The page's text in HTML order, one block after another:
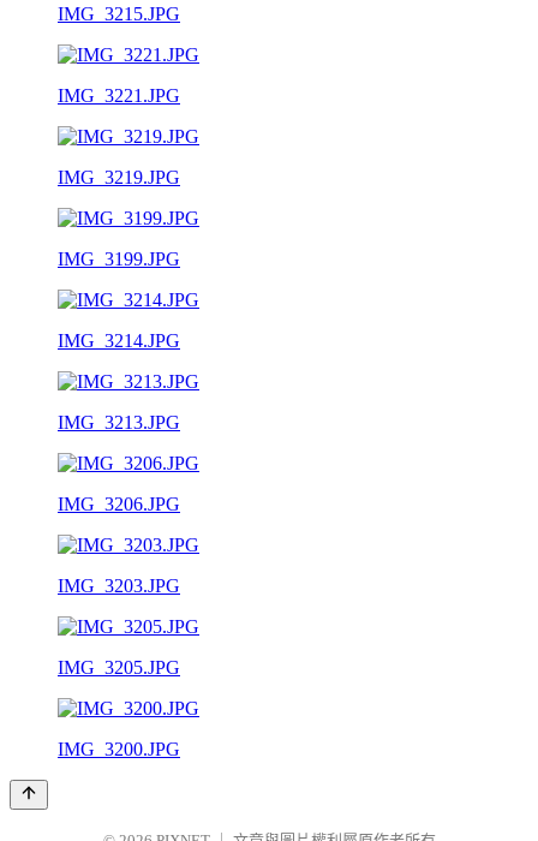
IMG_3215.JPG
IMG_3221.JPG
IMG_3219.JPG
IMG_3199.JPG
IMG_3214.JPG
IMG_3213.JPG
IMG_3206.JPG
IMG_3203.JPG
IMG_3205.JPG
IMG_3200.JPG